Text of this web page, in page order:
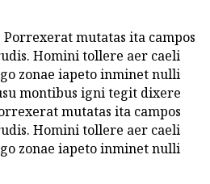
mutatas ita campos
Homini tollere aer caeli
zonae iapeto inminet nulli
montibus igni tegit dixere
mutatas ita campos
Homini tollere aer caeli
zonae iapeto inminet nulli